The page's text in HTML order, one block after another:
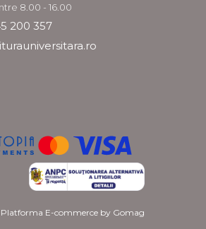
8.00 - 16.00
200 357
Platforma E-commerce by Gomag